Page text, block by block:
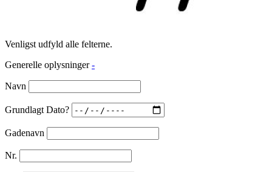
Venligst udfyld alle felterne.
Generelle oplysninger -
Navn
Grundlagt Dato?
Gadenavn
Nr.